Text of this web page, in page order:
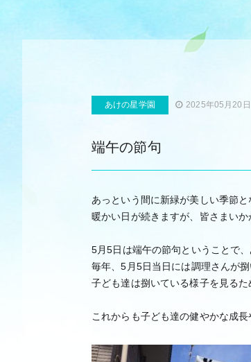
あけの星学園 2025年05月20日
端午の節句
あっという間に新緑が美しい季節と
暖かい日が続きますが、皆さまいか
5月5日は端午の節句ということで
毎年、5月5日当日には調理さんが
子ども達は捌いている様子を見る
これからも子ども達の健やかな成